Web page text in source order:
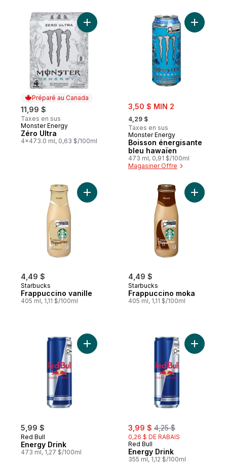
Préparé au Canada
11,99 $
Taxes en sus
Préparé au Canada
Monster Energy
Zéro Ultra
4x473.0 ml, 0,63 $/100ml
Ajouter Zéro Ultra au panier
sale:
3,50 $ MIN 2
, formerly:
4,29 $
Taxes en sus
Monster Energy
Boisson énergisante
bleu hawaïen
473 ml, 0,91 $/100ml
Magasiner Offre
Ajouter
4,49 $
Starbucks
Frappuccino vanille
405 ml, 1,11 $/100ml
Ajouter Frappuccino vanille au panier
4,49 $
Starbucks
Frappuccino moka
405 ml, 1,11 $/100ml
Ajouter
5,99 $
Red Bull
Energy Drink
473 ml, 1,27 $/100ml
Ajouter Energy Drink au panier
sale:
3,99 $ , formerly:
4,25 $
0,26 $ DE RABAIS
Red Bull
Energy Drink
355 ml, 1,12 $/100ml
Ajouter